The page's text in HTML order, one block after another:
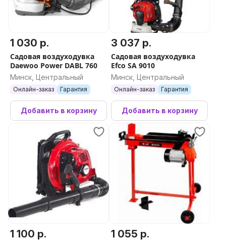
1 030 р.
Садовая воздуходувка
Daewoo Power DABL 760
Минск, Центральный
Онлайн-заказ Гарантия
Добавить в корзину
3 037 р.
Садовая воздуходувка
Efco SA 9010
Минск, Центральный
Онлайн-заказ Гарантия
Добавить в корзину
1 100 р. 1 055 р.